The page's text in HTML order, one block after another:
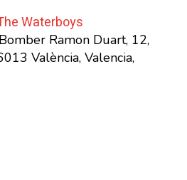
Waterboys
Ramon Duart, 12,
València, Valencia,